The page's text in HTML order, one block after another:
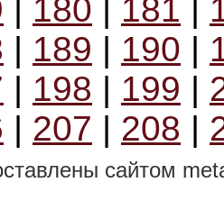
180 181
| 189 | 190 |
| 198 | 199 |
| 207 | 208 |
сайтом